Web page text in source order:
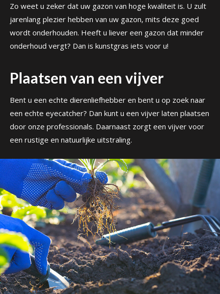
Zo weet u zeker dat uw gazon van hoge kwaliteit is. U zult
jarenlang plezier hebben van uw gazon, mits deze goed
wordt onderhouden. Heeft u liever een gazon dat minder
onderhoud vergt? Dan is kunstgras iets voor u!
Plaatsen van een vijver
Bent u een echte dierenliefhebber en bent u op zoek naar
een echte eyecatcher? Dan kunt u een vijver laten plaatsen
door onze professionals. Daarnaast zorgt een vijver voor
een rustige en natuurlijke uitstraling.